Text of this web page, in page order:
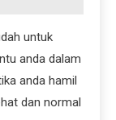
untuk
anda dalam
anda hamil
dan normal